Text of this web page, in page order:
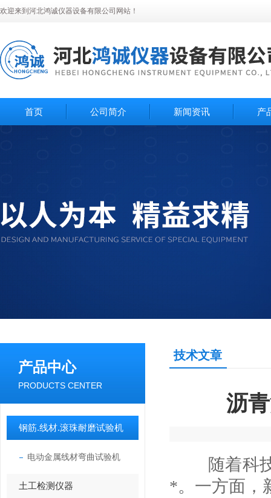
欢迎来到河北鸿诚仪器设备有限公司网站！
首页 公司简介 新闻资讯 产
产品中心
PRODUCTS CENTER
钢筋.线材.滚珠耐磨试验机
电动金属线材弯曲试验机
土工检测仪器
技术文章
沥
随着科技
*。一方面，